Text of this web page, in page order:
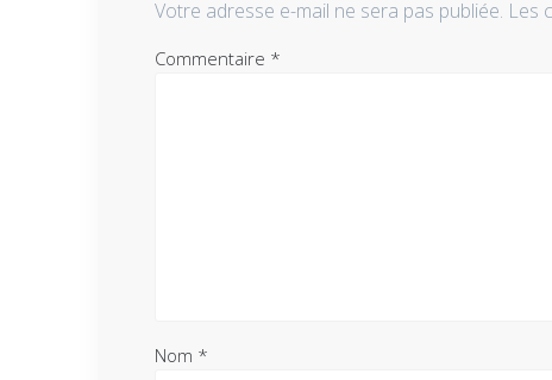
Votre adresse e-mail ne sera pas publiée. Les
Commentaire *
Nom *